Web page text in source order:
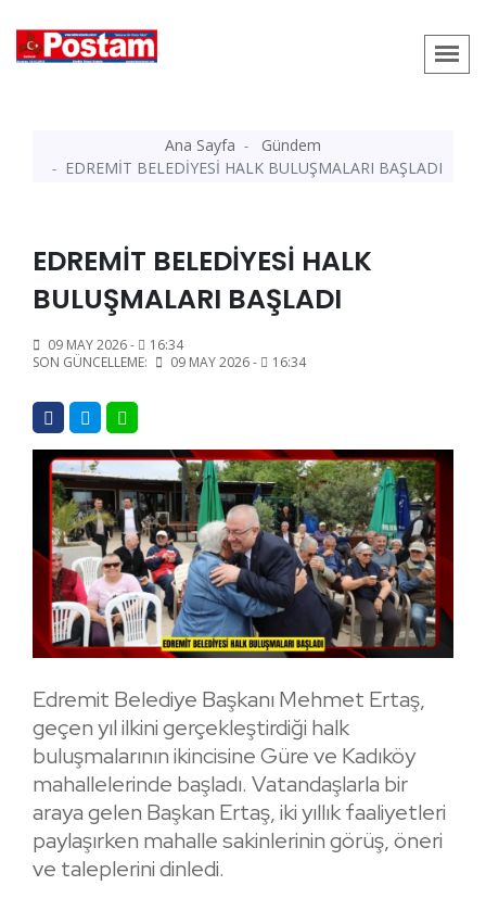
Ana Sayfa
Gündem
EDREMİT BELEDİYESİ HALK BULUŞMALARI BAŞLADI
EDREMİT BELEDİYESİ HALK
BULUŞMALARI BAŞLADI
09 MAY 2026 -
16:34
SON GÜNCELLEME:
09 MAY 2026 - 16:34
Edremit Belediye Başkanı Mehmet Ertaş,
geçen yıl ilkini gerçekleştirdiği halk
buluşmalarının ikincisine Güre ve Kadıköy
mahallelerinde başladı. Vatandaşlarla bir
araya gelen Başkan Ertaş, iki yıllık faaliyetleri
paylaşırken mahalle sakinlerinin görüş, öneri
ve taleplerini dinledi.